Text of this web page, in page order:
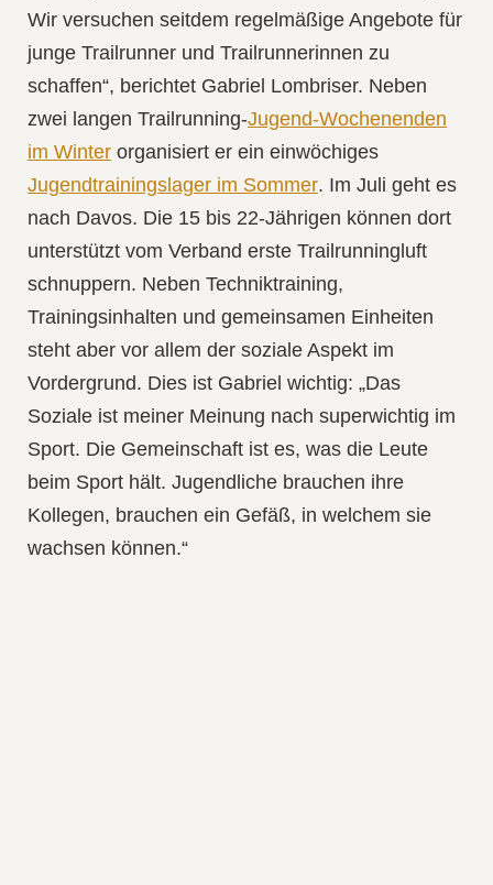
Wir versuchen seitdem regelmäßige Angebote für
junge Trailrunner und Trailrunnerinnen zu
schaffen“, berichtet Gabriel Lombriser. Neben
zwei langen Trailrunning-Jugend-Wochenenden
im Winter organisiert er ein einwöchiges
Jugendtrainingslager im Sommer. Im Juli geht es
nach Davos. Die 15 bis 22-Jährigen können dort
unterstützt vom Verband erste Trailrunningluft
schnuppern. Neben Techniktraining,
Trainingsinhalten und gemeinsamen Einheiten
steht aber vor allem der soziale Aspekt im
Vordergrund. Dies ist Gabriel wichtig: „Das
Soziale ist meiner Meinung nach superwichtig im
Sport. Die Gemeinschaft ist es, was die Leute
beim Sport hält. Jugendliche brauchen ihre
Kollegen, brauchen ein Gefäß, in welchem sie
wachsen können.“